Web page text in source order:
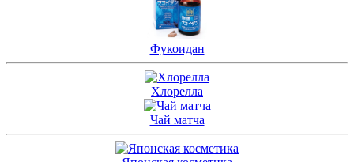
Фукоидан
Хлорелла
Чай матча